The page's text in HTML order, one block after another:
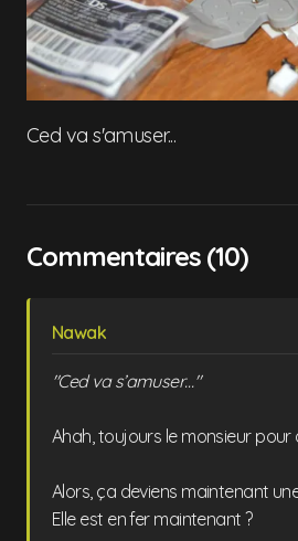
Ced va s'amuser...
Commentaires (10)
Nawak
"Ced va s’amuser…"
Ahah, toujours le monsieur pour
Alors, ça deviens maintenant
Elle est en fer maintenant ?